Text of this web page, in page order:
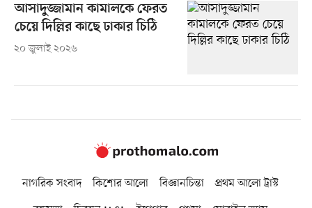
আসাদুজ্জামান কামালকে ফেরত
চেয়ে দিল্লির কাছে ঢাকার চিঠি
২০ জুলাই ২০২৬
নাগরিক সংবাদ কিশোর আলো বিজ্ঞানচিন্তা
প্রথম আলো ট্রাস্ট